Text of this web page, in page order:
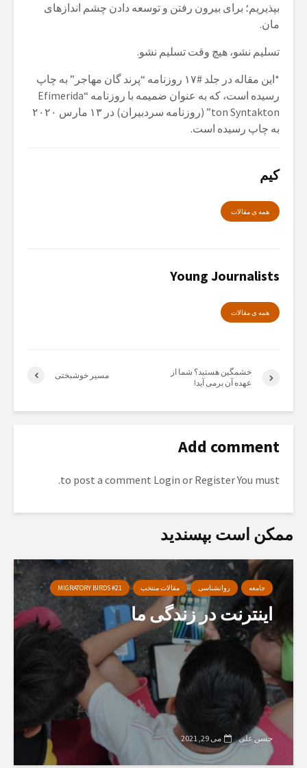
بپذیریم؛ برای بیرون رفتن و توسعه دادن چشم اندازهای
مان.
تسلیم نشو، هیچ وقت تسلیم نشو.
*
این مقاله در جلد #۱۷ روزنامه “پرند گان مهاجر” به چاپ
رسیده است، که به عنوان ضمیمه با روزنامه “Efimerida
ton Syntakton” (روزنامه سردبیران) در ۱۳ مارس ۲۰۲۰
به چاپ رسیده است.
کیم
همە ی مقالات
Young Journalists
همە ی مقالات
مسیر خوشبختی
خشمگین هستید؟ شما از
عهده آن برمی آید!
Add comment
You must
Register
Login
ممکن است بپسندید
جامعه روانشناسی مقالات منتخب MIGRATORY BIRDS #21
اینترنت در زندگی ما
حسن علی می 29, 2021